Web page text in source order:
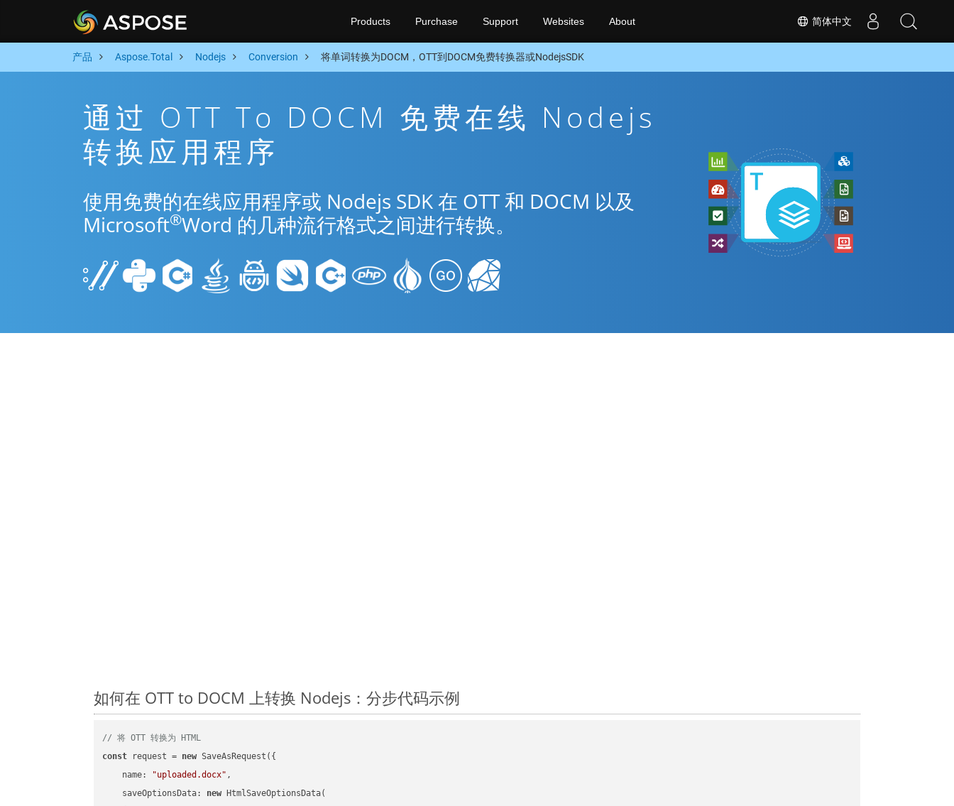
简体中文
Products Purchase Support Websites About
产品 Aspose.Total Nodejs Conversion 将单词转换为DOCM，OTT到DOCM免费转换器或NodejsSDK
通过 OTT To DOCM 免费在线 Nodejs
转换应用程序
使用免费的在线应用程序或 Nodejs SDK 在 OTT 和 DOCM 以及
Microsoft®Word 的几种流行格式之间进行转换。
如何在 OTT to DOCM 上转换 Nodejs：分步代码示例
// 将 OTT 转换为 HTML
const request = new SaveAsRequest({
name: "uploaded.docx" ,
saveOptionsData: new HtmlSaveOptionsData(